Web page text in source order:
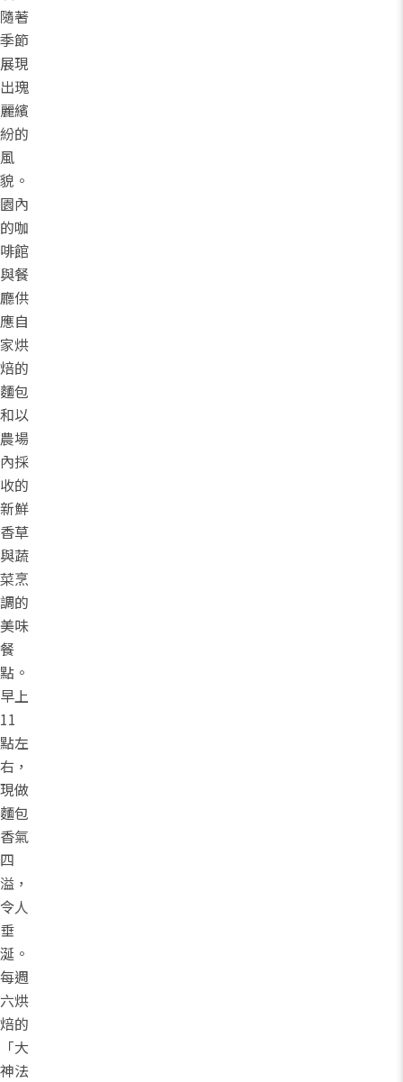
隨著
季節
展現
出瑰
麗繽
紛的
風
貌。
園內
的咖
啡館
與餐
廳供
應自
家烘
焙的
麵包
和以
農場
內採
收的
新鮮
香草
與蔬
菜烹
調的
美味
餐
點。
早上
11
點左
右，
現做
麵包
香氣
四
溢，
令人
垂
涎。
每週
六烘
焙的
「大
神法